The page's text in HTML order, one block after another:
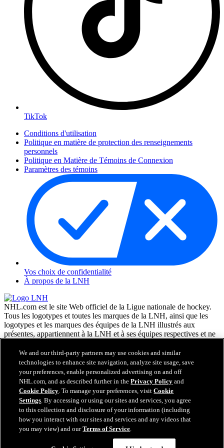
TikTok
Conditions d'utilisation
Politique en matière de protection des renseignements
personnels
Politique en Matière de Témoins de Connexion
Paramètres des témoins
Vos choix de confidentialité
À propos de la LNH
NHL.com est le site Web officiel de la Ligue nationale de hockey.
Tous les logotypes et toutes les marques de la LNH, ainsi que les
logotypes et les marques des équipes de la LNH illustrés aux
présentes, appartiennent à la LNH et à ses équipes respectives et ne
Enterprises, L.P. © LNH 2026. Tous droits réservés. Tous les
chandails d'équipe de la LNH personnalisés avec les noms des
joueurs de la LNH et leurs numéros sont officiellement sous license
de la LNH et de l'AJLNH. Le mot servant de marque Zamboni et la
configuration de la surfaceuse Zamboni sont des marques de
commerce déposées de Frank J. Zamboni & Co., Inc. © Frank J.
Zamboni & Co., Inc. 2026. Tous droits réservés. Toute autre marque
déposée ou tout droit d'auteur d'une tierce partie sont la propriété de
leurs auteurs respectifs. Tous droits réservés.
We and our third-party partners may use cookies and similar
technologies to enhance site navigation, analyze site usage, save
your preferences, enable personalized advertising on and off
NHL.com, and as described further in thePrivacy Policy and
Cookie Policy. To manage your preferences, visitCookie
Settings. By accessing or using our sites and services, you agree
to this collection and disclosure of your information (including
how you interact with our sites and services and any videos that
you may view) and ourTerms of Service.